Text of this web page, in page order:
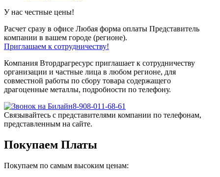
У нас честные цены!
Расчет сразу в офисе Любая форма оплаты Представитель
компании в вашем городе (регионе).
Приглашаем к сотрудничеству!
Компания Втордрагресурс приглашает к сотрудничеству
организации и частные лица в любом регионе, для
совместной работы по сбору товара содержащего
драгоценные металлы, подробности по телефону.
8-908-011-68-61
Связывайтесь с представителями компании по телефонам,
представленным на сайте.
Покупаем Платы
Покупаем по самым высоким ценам: